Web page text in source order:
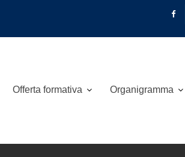
Offerta formativa Organigramma